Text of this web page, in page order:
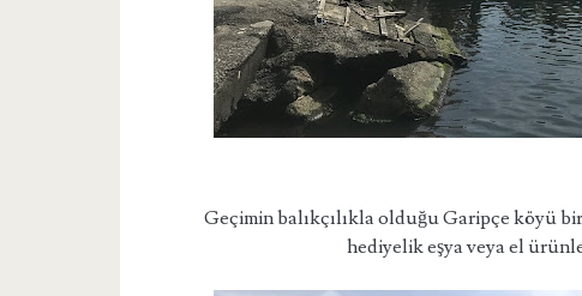
Geçimin balıkçılıkla olduğu Garipçe köyü
hediyelik eşya veya el